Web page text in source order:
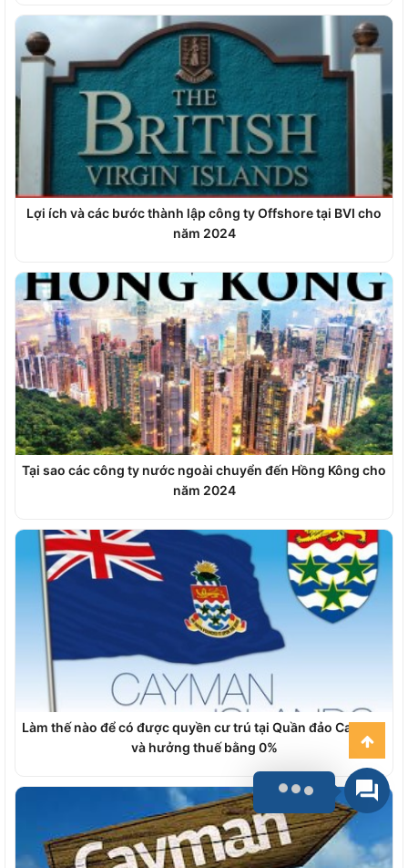
Lợi ích và các bước thành lập công ty Offshore tại BVI cho
năm 2024
Tại sao các công ty nước ngoài chuyển đến Hồng Kông cho
năm 2024
Làm thế nào để có được quyền cư trú tại Quần đảo Cayman
và hưởng thuế bằng 0%